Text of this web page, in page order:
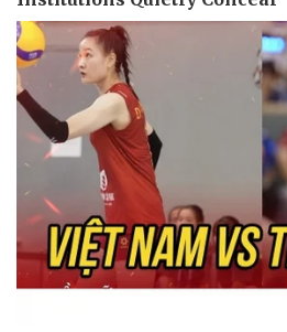
Pháp luật
Vụ án
Tin nóng
Tư vấn luật